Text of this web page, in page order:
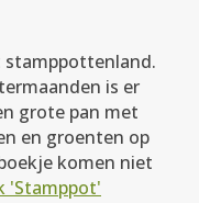
stamppottenland.
is er
grote pan met
en groenten op
komen niet
'Stamppot'